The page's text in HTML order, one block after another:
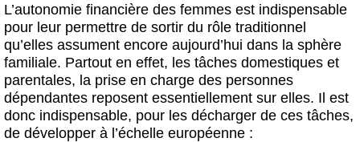
L’autonomie financière des femmes est indispensable
pour leur permettre de sortir du rôle traditionnel
qu’elles assument encore aujourd’hui dans la sphère
familiale. Partout en effet, les tâches domestiques et
parentales, la prise en charge des personnes
dépendantes reposent essentiellement sur elles. Il est
donc indispensable, pour les décharger de ces tâches,
de développer à l’échelle européenne :